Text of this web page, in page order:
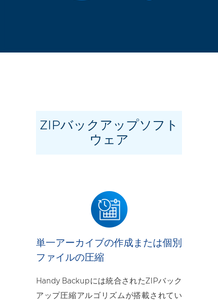
ZIPバックアップソフト
ウェア
単一アーカイブの作成または個別
ファイルの圧縮
Handy Backupには統合されたZIPバック
アップ圧縮アルゴリズムが搭載されてい